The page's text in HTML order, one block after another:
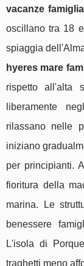
vacanze
oscillano tra 18
spiaggia
hyeres mare
rispetto all'alta
liberamente
rilassano nelle
iniziano
per principianti.
fioritura della
marina. Le
benessere
L'isola di
traghetti meno